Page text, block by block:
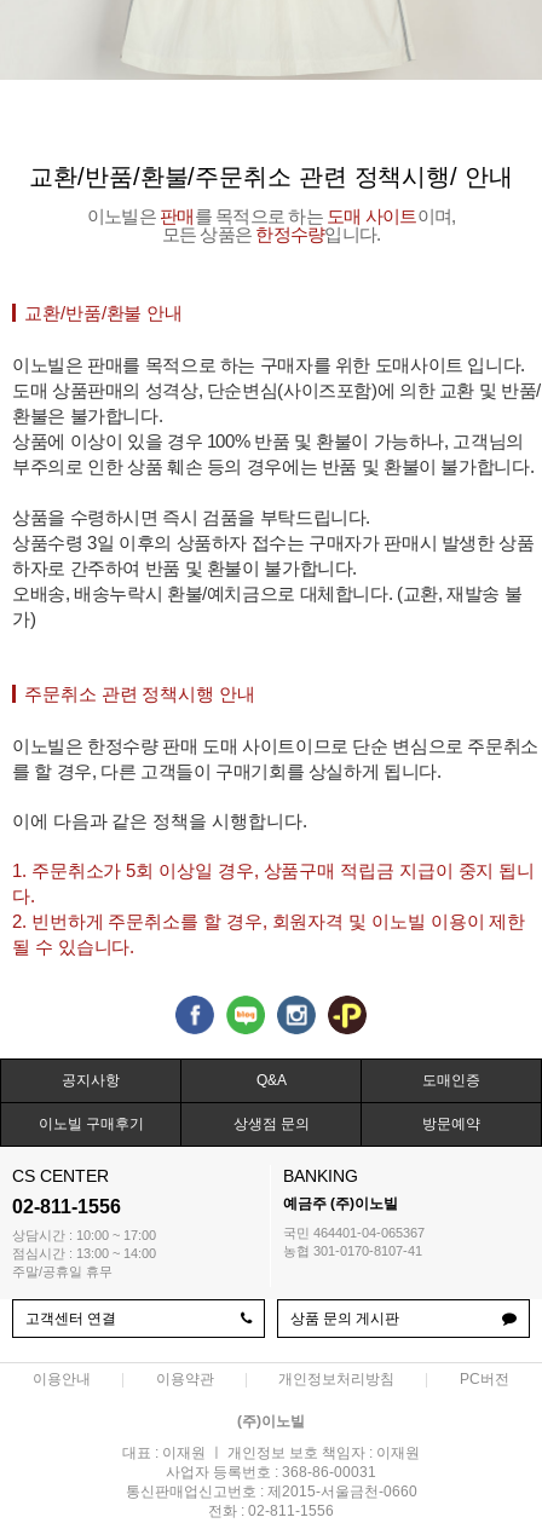
교환/반품/환불/주문취소 관련 정책시행/ 안내
이노빌은 판매를 목적으로 하는 도매 사이트이며,
모든 상품은 한정수량입니다.
교환/반품/환불 안내
이노빌은 판매를 목적으로 하는 구매자를 위한 도매사이트 입니다.
도매 상품판매의 성격상, 단순변심(사이즈포함)에 의한 교환 및 반품/
환불은 불가합니다.
상품에 이상이 있을 경우 100% 반품 및 환불이 가능하나, 고객님의
부주의로 인한 상품 훼손 등의 경우에는 반품 및 환불이 불가합니다.
상품을 수령하시면 즉시 검품을 부탁드립니다.
상품수령 3일 이후의 상품하자 접수는 구매자가 판매시 발생한 상품
하자로 간주하여 반품 및 환불이 불가합니다.
오배송, 배송누락시 환불/예치금으로 대체합니다. (교환, 재발송 불
가)
주문취소 관련 정책시행 안내
이노빌은 한정수량 판매 도매 사이트이므로 단순 변심으로 주문취소
를 할 경우, 다른 고객들이 구매기회를 상실하게 됩니다.
이에 다음과 같은 정책을 시행합니다.
1. 주문취소가 5회 이상일 경우, 상품구매 적립금 지급이 중지 됩니
다.
2. 빈번하게 주문취소를 할 경우, 회원자격 및 이노빌 이용이 제한
될 수 있습니다.
공지사항 Q&A 도매인증
이노빌 구매후기 상생점 문의 방문예약
CS CENTER
02-811-1556
상담시간 : 10:00 ~ 17:00
점심시간 : 13:00 ~ 14:00
주말/공휴일 휴무
BANKING
예금주 (주)이노빌
국민 464401-04-065367
농협 301-0170-8107-41
고객센터 연결 상품 문의 게시판
이용안내 이용약관 개인정보처리방침 PC버전
(주)이노빌
대표 : 이재원 ㅣ 개인정보 보호 책임자 : 이재원
사업자 등록번호 : 368-86-00031
통신판매업신고번호 : 제2015-서울금천-0660
전화 : 02-811-1556